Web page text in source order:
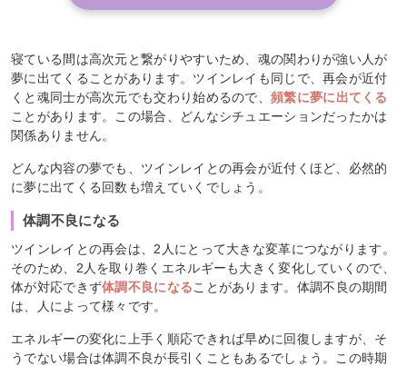
寝ている間は高次元と繋がりやすいため、魂の関わりが強い人が
夢に出てくることがあります。ツインレイも同じで、再会が近付
くと魂同士が高次元でも交わり始めるので、頻繁に夢に出てくる
ことがあります。この場合、どんなシチュエーションだったかは
関係ありません。
どんな内容の夢でも、ツインレイとの再会が近付くほど、必然的
に夢に出てくる回数も増えていくでしょう。
体調不良になる
ツインレイとの再会は、2人にとって大きな変革につながります。
そのため、2人を取り巻くエネルギーも大きく変化していくので、
体が対応できず体調不良になることがあります。体調不良の期間
は、人によって様々です。
エネルギーの変化に上手く順応できれば早めに回復しますが、そ
うでない場合は体調不良が長引くこともあるでしょう。この時期